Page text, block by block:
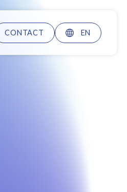
CONTACT EN